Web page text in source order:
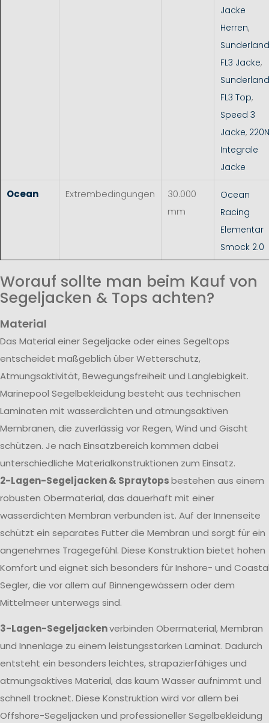
Jacke
Herren,
Sunderland
FL3 Jacke,
Sunderland
FL3 Top,
Speed 3
Jacke, 220N
Integrale
Jacke
Ocean Extrembedingungen
30.000
mm
Ocean
Racing
Elementar
Smock 2.0
Worauf sollte man beim Kauf von
Segeljacken & Tops achten?
Material
Das Material einer Segeljacke oder eines Segeltops
entscheidet maßgeblich über Wetterschutz,
Atmungsaktivität, Bewegungsfreiheit und Langlebigkeit.
Marinepool Segelbekleidung besteht aus technischen
Laminaten mit wasserdichten und atmungsaktiven
Membranen, die zuverlässig vor Regen, Wind und Gischt
schützen. Je nach Einsatzbereich kommen dabei
unterschiedliche Materialkonstruktionen zum Einsatz.
2-Lagen-Segeljacken & Spraytopsbestehen aus einem
robusten Obermaterial, das dauerhaft mit einer
wasserdichten Membran verbunden ist. Auf der Innenseite
schützt ein separates Futter die Membran und sorgt für ein
angenehmes Tragegefühl. Diese Konstruktion bietet hohen
Komfort und eignet sich besonders für Inshore- und
Segler, die vor allem auf Binnengewässern oder dem
Mittelmeer unterwegs sind.
3-Lagen-Segeljackenverbinden Obermaterial, Membran
und Innenlage zu einem leistungsstarken Laminat. Dadurch
entsteht ein besonders leichtes, strapazierfähiges und
atmungsaktives Material, das kaum Wasser aufnimmt und
schnell trocknet. Diese Konstruktion wird vor allem bei
Offshore-Segeljacken und professioneller Segelbekleidung